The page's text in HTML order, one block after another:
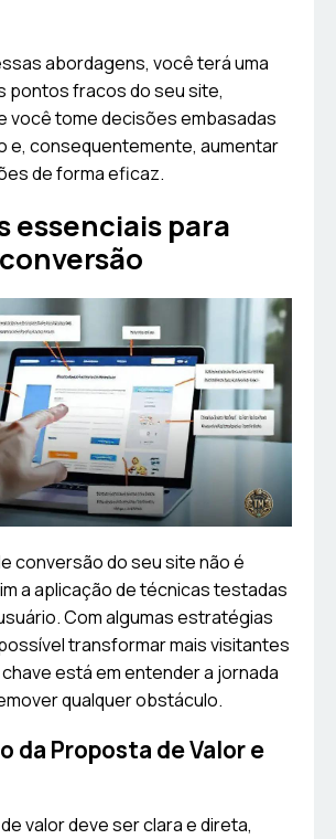
abordagens, você terá uma
pontos fracos do seu site,
você tome decisões embasadas
e, consequentemente, aumentar
de forma eficaz.
essenciais para
conversão do seu site não é
a aplicação de técnicas testadas
Com algumas estratégias
transformar mais visitantes
está em entender a jornada
qualquer obstáculo.
da Proposta de Valor e
valor deve ser clara e direta,